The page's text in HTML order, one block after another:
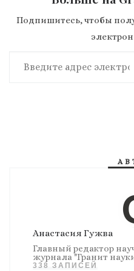
Подпишитесь, чтобы
Введите адрес
Анастасия Гужва
Главный редактор
журнала "Гранит
338 ЗАПИСЕЙ